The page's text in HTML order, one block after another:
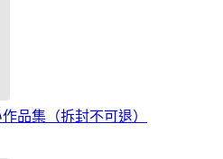
品集（拆封不可退）